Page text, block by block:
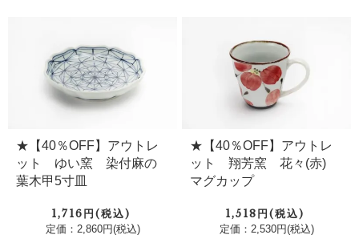
★【40％OFF】アウトレ
ット ゆい窯 染付麻の
葉木甲5寸皿
1,716円(税込)
定価：2,860円(税込)
★【40％OFF】アウトレ
ット 翔芳窯 花々(赤)
マグカップ
1,518円(税込)
定価：2,530円(税込)